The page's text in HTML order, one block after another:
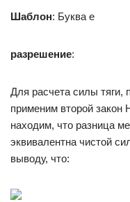
Шаблон: Буква е
разрешение:
Для расчета силы тяги,
применим второй
находим, что разница
эквивалентна чистой
выводу, что: